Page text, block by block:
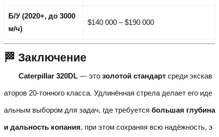
Б/У (2020+, до 3000
м/ч)
$140 000 – $190 000
🏁 Заключение
Caterpillar 320DL — это золотой стандарт среди экскав
аторов 20-тонного класса. Удлинённая стрела делает его иде
альным выбором для задач, где требуется большая глубина
и дальность копания, при этом сохраняя всю надёжность, э